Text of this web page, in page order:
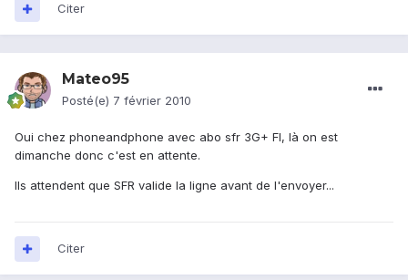
Citer
Mateo95
Posté(e) 7 février 2010
Oui chez phoneandphone avec abo sfr 3G+ FI, là on est
dimanche donc c'est en attente.
Ils attendent que SFR valide la ligne avant de l'envoyer...
Citer